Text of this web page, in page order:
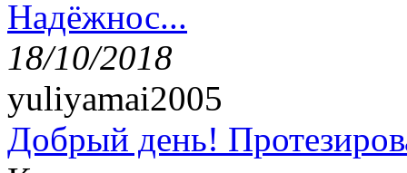
Надёжнос...
18/10/2018
yuliyamai2005
Добрый день!